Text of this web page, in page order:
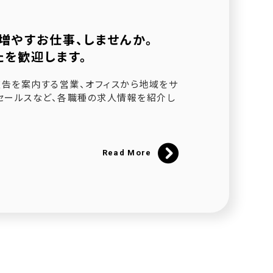
した
た
すお仕事、しませんか。
歓迎します。
を案内する営業、オフィスから地域をサ
ールスなど、各職種の求人情報を紹介し
Read More